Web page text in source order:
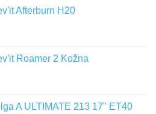
Afterburn H20
Roamer 2 Kožna
A ULTIMATE 213 17" ET40